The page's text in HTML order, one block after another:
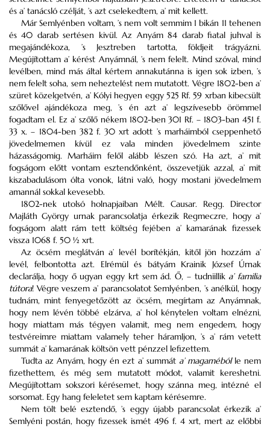
és a’ tanácsló czélját, ’s azt cselekedtem, a’ mit kellett.
Már Semlyénben voltam, ’s nem volt semmim 1 bikán 11 tehenen
és 40 darab sertésen kivül. Az Anyám 84 darab fiatal juhval is
megajándékoza, ’s Jesztreben tartotta, földjeit trágyázni.
Megújítottam a’ kérést Anyámnál, ’s nem felelt. Mind szóval, mind
levélben, mind más által kértem annakutánna is igen sok izben, ’s
nem felelt soha, sem neheztelést nem mutatott. Végre 1802-ben a’
szüret közelgetvén, a’ Kólyi hegyen eggy 525 Rf. 59 xrban kibecsült
szőlővel ajándékoza meg, ’s én azt a’ legszívesebb örömmel
fogadtam el. Ez a’ szőlő nékem 1802-ben 301 Rf. – 1803-ban 451 f.
33 x. – 1804-ben 382 f. 30 xrt adott ’s marháimból cseppenhető
jövedelmemen kívül ez vala minden jövedelmem szinte
házasságomig. Marháim felől alább lészen szó. Ha azt, a’ mit
fogságom előtt vontam esztendőnként, összevetjük azzal, a’ mit
kiszabadulásom ólta vonok, látni való, hogy mostani jövedelmem
amannál sokkal kevesebb.
1802-nek utolsó holnapjaiban Mélt. Causar. Regg. Director
Majláth György urnak parancsolatja érkezik Regmeczre, hogy a’
fogságom alatt rám tett költség fejében a’ kamarának fizessek
vissza 1068 f. 50 ½ xrt.
Az öcsém meglátván a’ levél borítékján, kitől jön hozzám a’
levél, felbontotta azt. Elrémül és bátyám Krainik József Úrnak
declarálja, hogy ő ugyan eggy krt sem ád. Ő, – tudniillik a’ familia
tútora! Végre veszem a’ parancsolatot Semlyénben, ’s anélkül, hogy
tudnám, mint fenyegetőzött az öcsém, megírtam az Anyámnak,
hogy nem lévén többé elzárva, a’ hol kénytelen voltam elnézni,
hogy miattam más tégyen valamit, meg nem engedem, hogy
testvéreimre miattam valamely teher háramljon, ’s a’ rám vetett
summát a’ kamarának költsön vett pénzzel lefizettem.
Tudta az Anyám, hogy én ezt a’ summát a’ magamébólle nem
fizethettem, és még sem mutatott módot, valamit kereshetni.
Megújítottam sokszori kérésemet, hogy szánna meg, intézné el
sorsomat. Egy hang feleletet sem kaptam kérésemre.
Nem tölt belé esztendő, ’s eggy újabb parancsolat érkezik a’
Semlyéni postán, hogy fizessek ismét 496 f. 4 xrt, mert az előbbi